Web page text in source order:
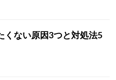
くない原因3つと対処法5